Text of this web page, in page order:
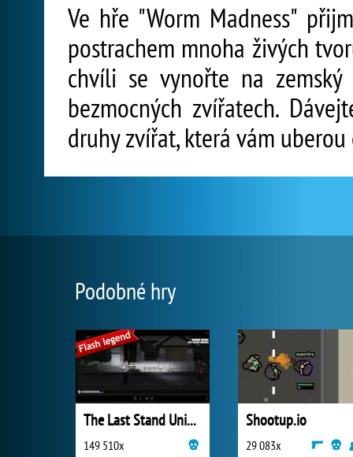
Ve hře "Worm Madness"
postrachem mnoha živých
chvíli se vynořte na
bezmocných zvířatech.
druhy zvířat, která vám
Podobné hry
The Last Stand Union City
149 510x
Shootup.io
29 083x